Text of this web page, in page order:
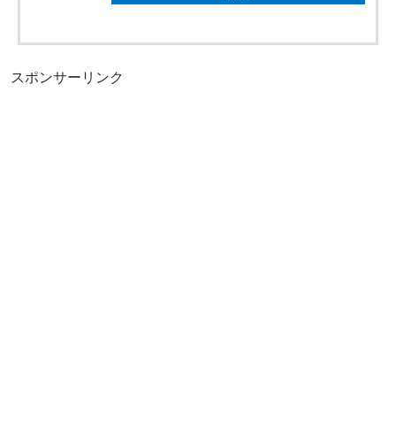
スポンサーリンク